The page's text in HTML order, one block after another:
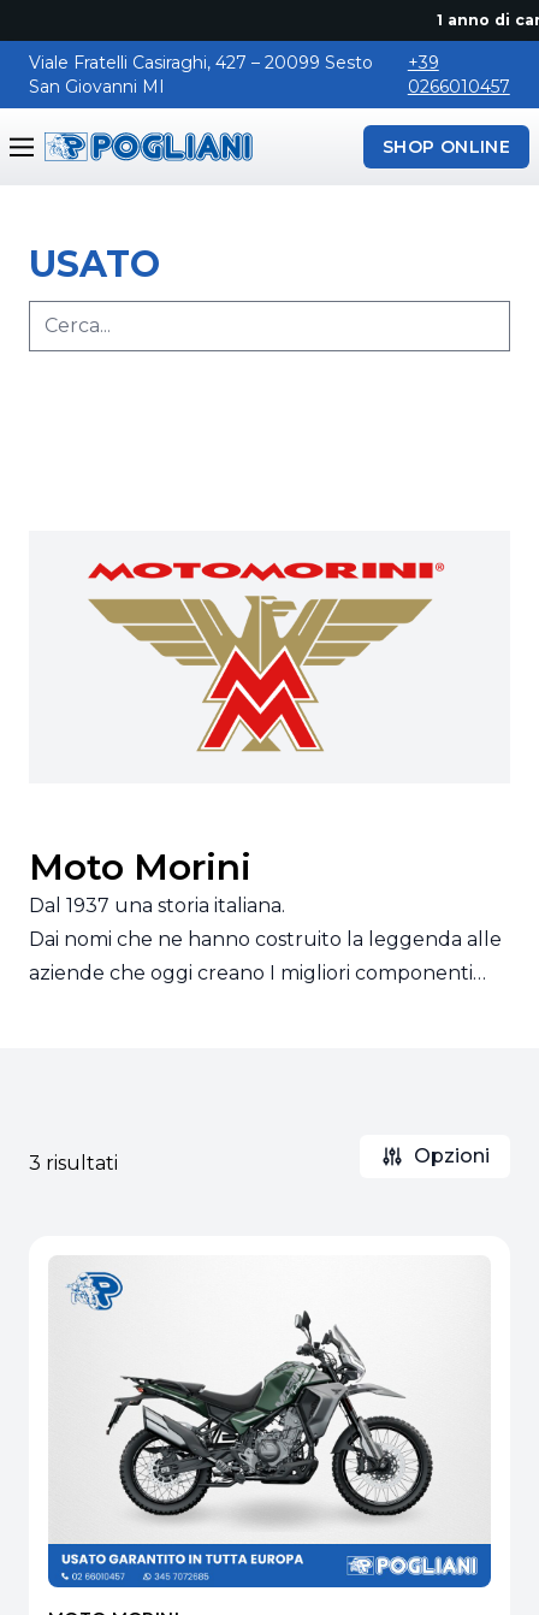
1 anno di
Viale Fratelli Casiraghi, 427 – 20099 Sesto
San Giovanni MI
+39
0266010457
SHOP ONLINE
USATO
Moto Morini
Dal 1937 una storia italiana.
Dai nomi che ne hanno costruito la leggenda alle
aziende che oggi creano I migliori componenti…
3 risultati Opzioni